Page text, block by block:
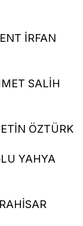
İRFAN
SALİH
ÖZTÜRK
YAHYA